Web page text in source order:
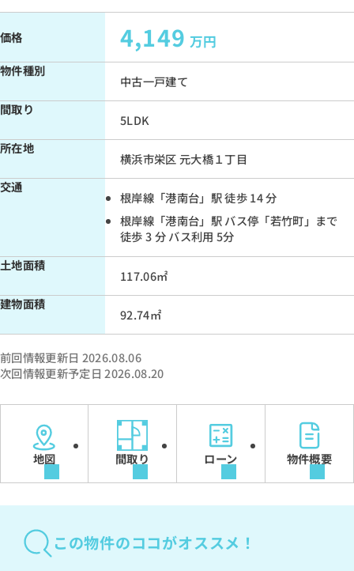
価格 4,149 万円
物件種別
中古一戸建て
間取り
5LDK
所在地
横浜市栄区 元大橋１丁目
交通
根岸線「港南台」駅 徒歩 14 分
根岸線「港南台」駅 バス停「若竹町」まで
徒歩 3 分 バス利用 5分
土地面積
117.06㎡
建物面積
92.74㎡
前回情報更新日 2026.08.06
次回情報更新予定日 2026.08.20
地図 間取り ローン 物件概要
この物件のココがオススメ！